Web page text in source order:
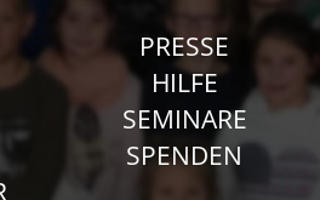
PRESSE
HILFE
SEMINARE
SPENDEN